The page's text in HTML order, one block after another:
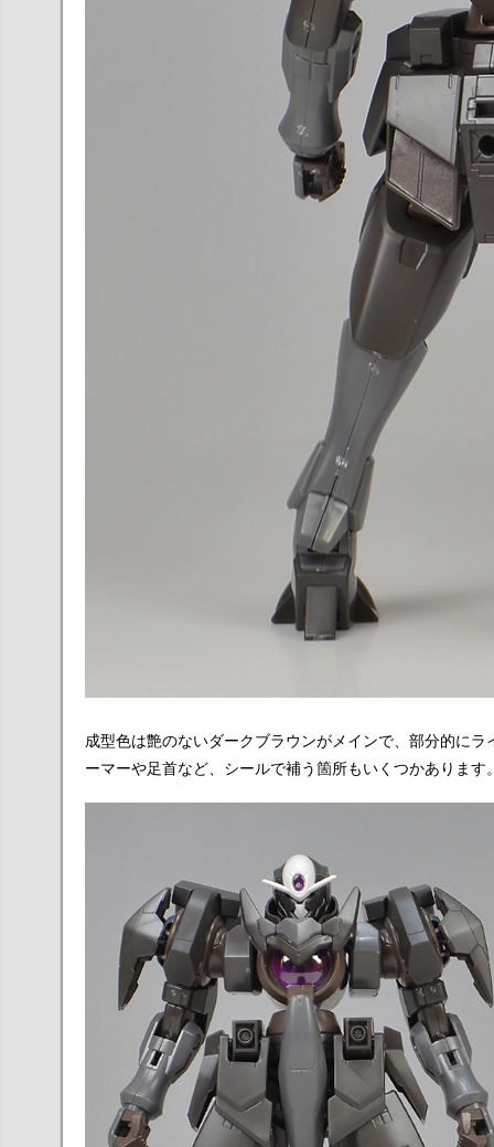
成型色は艶のないダークブラウンがメインで、部分的に
ーマーや足首など、シールで補う箇所もいくつかあります